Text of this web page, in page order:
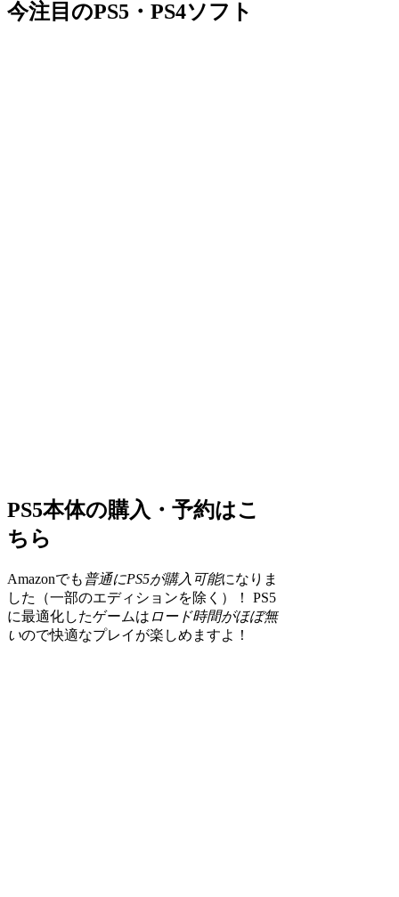
今注目のPS5・PS4ソフト
PS5本体の購入・予約はこ
ちら
Amazonでも 普通にPS5が購入可能になりま
した（一部のエディションを除く）！ PS5
に最適化したゲームは ロード時間がほぼ無
いので快適なプレイが楽しめますよ！